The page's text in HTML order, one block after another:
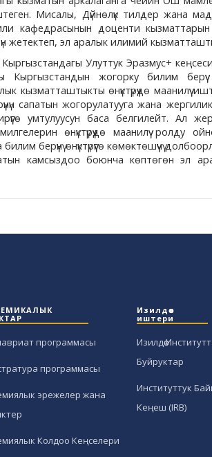
Мисалы, Дүйнөлүк тилдер жана
кафедрасынын доценти
жетектеп, эл аралык илимий
Улуттук Эразмус+
жогорку билим берүү
кызматташтыкты өнүктүрүүдө маанилүү
сапатын жогорулатууга жана
умтулуусун баса белгилейт. Ал
өнүктүрүүдө маанилүү
берүүнү өнүктүрүүгө көмөктөшүүчү
камсыздоо боюнча көптөгөн эл
программасы
программасы
эрежелер жана
Колдоо Кеңселери
Изилдөө
иштери
Изилдөө
Буйруктар
Институттук
Кеңеш (IRB)